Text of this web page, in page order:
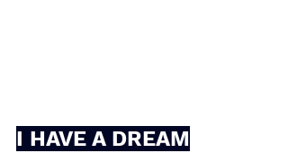
I HAVE A DREAM